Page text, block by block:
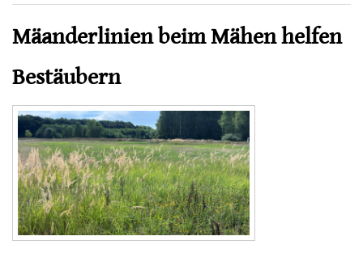
Mäanderlinien beim Mähen helfen
Bestäubern